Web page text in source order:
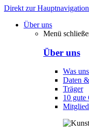
Direkt zur
Über uns
Menü
Über uns
Was
Daten
Träger
10 gute